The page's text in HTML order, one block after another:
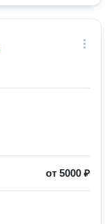
от 5000 ₽